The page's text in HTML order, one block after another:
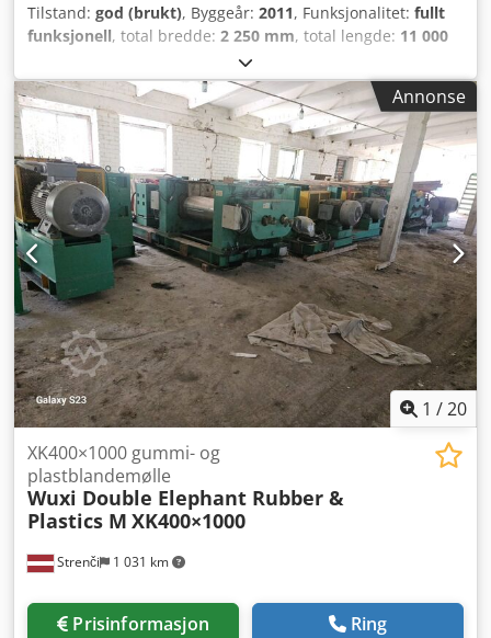
Tilstand: god (brukt), Byggeår: 2011, Funksjonalitet: fullt
funksjonell, total bredde: 2 250 mm, total lengde: 11 000
, Autoklav for dekkrenovering
SCHOLZ Crsdpfx Aetph H Socief Årsmodell: 2011, i god
stand, demontert og lagret Oppvarmingstype: Damp
(dampgenerator ikke inkludert) Lengde: ca. 11 000 mm
Bredde: ca. 2 250 mm Høyde: ca. 2 550 mm Totalvekt: ca. 7
000 kg Innvendig diameter: 1 650 mm Sylindrisk lengde: 9
500 mm Nyttbar lengde: 24 dekk
Annonse
1 /20
Strenči 1 031 km
XK400×1000 gummi- og
plastblandemølle
Wuxi Double Elephant Rubber &
Plastics M XK400×1000
Prisinformasjon Ring